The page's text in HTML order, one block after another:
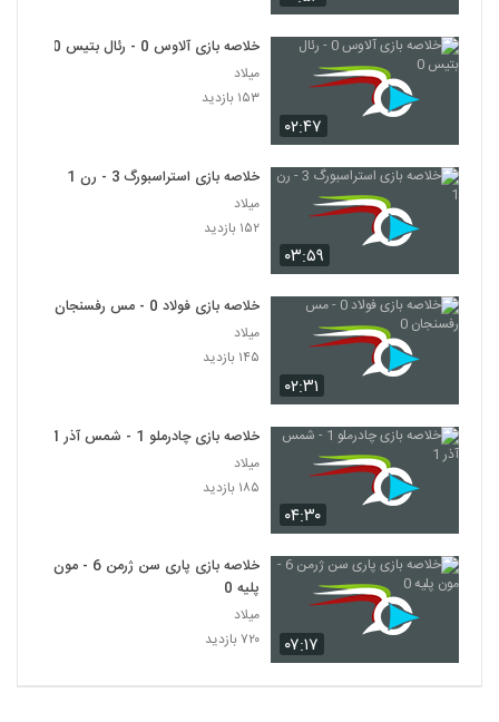
۰۲:۴۷
خلاصه بازی آلاوس 0 - رئال بتیس 0
میلاد
۱۵۳ بازدید
۰۳:۵۹
خلاصه بازی استراسبورگ 3 - رن 1
میلاد
۱۵۲ بازدید
۰۲:۳۱
خلاصه بازی فولاد 0 - مس رفسنجان 0
میلاد
۱۴۵ بازدید
۰۴:۳۰
خلاصه بازی چادرملو 1 - شمس آذر 1
میلاد
۱۸۵ بازدید
۰۷:۱۷
خلاصه بازی پاری سن ژرمن 6 - مون
پلیه 0
میلاد
۷۲۰ بازدید